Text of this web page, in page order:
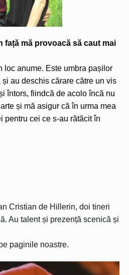
față mă provoacă să caut mai
loc anume. Este umbra pașilor
au deschis cărare către un vis
întors, fiindcă de acolo încă nu
și mă asigur că în urma mea
pentru cei ce s-au rătăcit în
Cristian de Hillerin, doi tineri
Au talent și prezență scenică și
paginile noastre.